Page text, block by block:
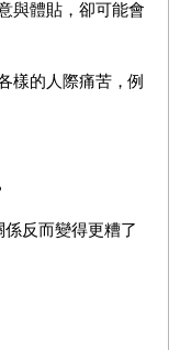
與體貼，卻可能會
樣的人際痛苦，例
係反而變得更糟了